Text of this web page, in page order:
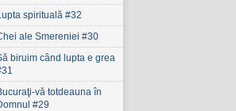
spirituală #32
ale Smereniei #30
biruim când lupta e grea
vă totdeauna în
#29